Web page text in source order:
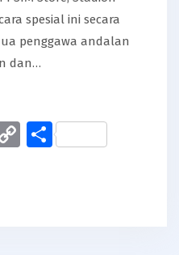
spesial ini secara
penggawa andalan
dan…
CopyShare